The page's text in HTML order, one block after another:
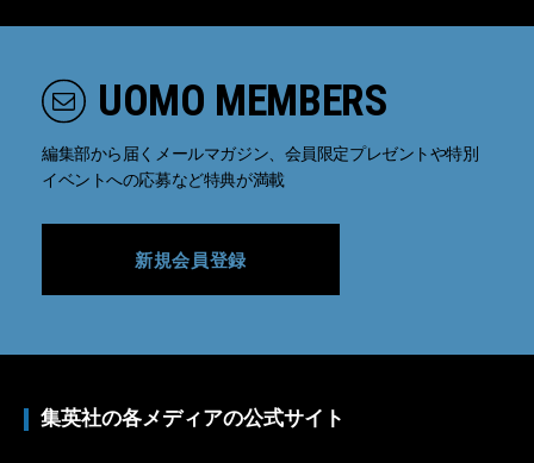
UOMO MEMBERS
編集部から届くメールマガジン、会員限定プレゼントや特別
イベントへの応募など特典が満載
新規会員登録
集英社の各メディアの公式サイト